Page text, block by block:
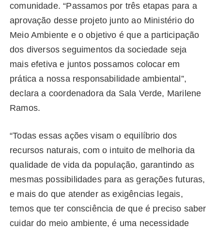
comunidade. “Passamos por três etapas para a
aprovação desse projeto junto ao Ministério do
Meio Ambiente e o objetivo é que a participação
dos diversos seguimentos da sociedade seja
mais efetiva e juntos possamos colocar em
prática a nossa responsabilidade ambiental”,
declara a coordenadora da Sala Verde, Marilene
Ramos.
“Todas essas ações visam o equilíbrio dos
recursos naturais, com o intuito de melhoria da
qualidade de vida da população, garantindo as
mesmas possibilidades para as gerações futuras,
e mais do que atender as exigências legais,
temos que ter consciência de que é preciso saber
cuidar do meio ambiente, é uma necessidade